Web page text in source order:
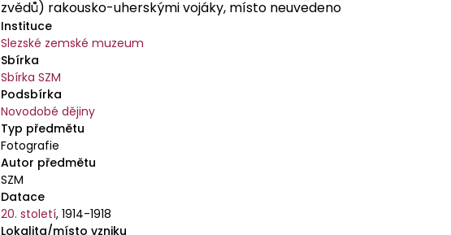
zvědů) rakousko-uherskými vojáky, místo neuvedeno
Instituce
Slezské zemské muzeum
Sbírka
Sbírka SZM
Podsbírka
Novodobé dějiny
Typ předmětu
Fotografie
Autor předmětu
SZM
Datace
20. století,1914-1918
Lokalita/místo vzniku